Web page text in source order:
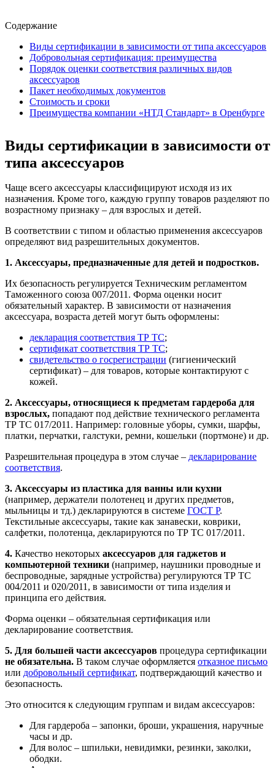
Содержание
Виды сертификации в зависимости от типа аксессуаров
Добровольная сертификация: преимущества
Порядок оценки соответствия различных видов
аксессуаров
Пакет необходимых документов
Стоимость и сроки
Преимущества компании «НТД Стандарт» в Оренбурге
Виды сертификации в зависимости от
типа аксессуаров
Чаще всего аксессуары классифицируют исходя из их
назначения. Кроме того, каждую группу товаров разделяют по
возрастному признаку – для взрослых и детей.
В соответствии с типом и областью применения аксессуаров
определяют вид разрешительных документов.
1. Аксессуары, предназначенные для детей и подростков.
Их безопасность регулируется Техническим регламентом
Таможенного союза 007/2011. Форма оценки носит
обязательный характер. В зависимости от назначения
аксессуара, возраста детей могут быть оформлены:
декларация соответствия ТР ТС;
сертификат соответствия ТР ТС;
свидетельство о госрегистрации (гигиенический
сертификат) – для товаров, которые контактируют с
кожей.
2. Аксессуары, относящиеся к предметам гардероба для
взрослых, попадают под действие технического регламента
ТР ТС 017/2011. Например: головные уборы, сумки, шарфы,
платки, перчатки, галстуки, ремни, кошельки (портмоне) и др.
Разрешительная процедура в этом случае – декларирование
соответствия.
3. Аксессуары из пластика для ванны или кухни
(например, держатели полотенец и других предметов,
мыльницы и тд.) декларируются в системе ГОСТ Р.
Текстильные аксессуары, такие как занавески, коврики,
салфетки, полотенца, декларируются по ТР ТС 017/2011.
4. Качество некоторых аксессуаров для гаджетов и
компьютерной техники (например, наушники проводные и
беспроводные, зарядные устройства) регулируются ТР ТС
004/2011 и 020/2011, в зависимости от типа изделия и
принципа его действия.
Форма оценки – обязательная сертификация или
декларирование соответствия.
5. Для большей части аксессуаров процедура сертификации
не обязательна. В таком случае оформляется отказное письмо
или добровольный сертификат, подтверждающий качество и
безопасность.
Это относится к следующим группам и видам аксессуаров:
Для гардероба – запонки, броши, украшения, наручные
часы и др.
Для волос – шпильки, невидимки, резинки, заколки,
ободки.